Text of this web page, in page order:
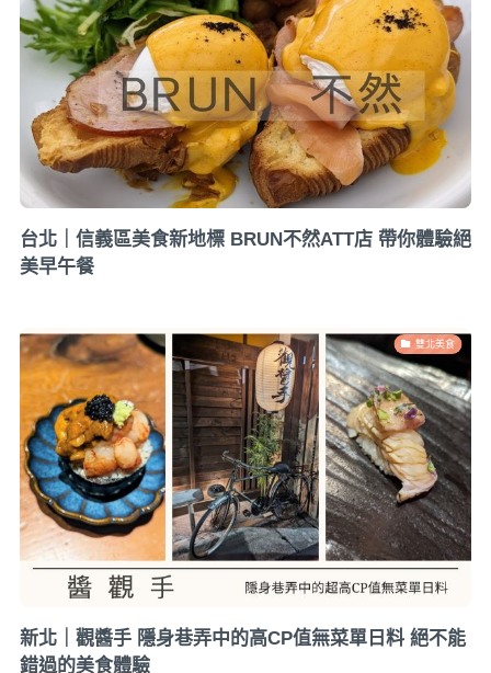
台北｜信義區美食新地標 BRUN不然ATT店 帶你體驗絕
美早午餐
雙北美食
新北｜觀醬手 隱身巷弄中的高CP值無菜單日料 絕不能
錯過的美食體驗